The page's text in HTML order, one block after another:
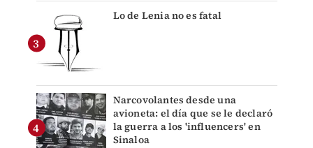
Lo de Lenia no es fatal
Narcovolantes desde una
avioneta: el día que se le declaró
la guerra a los 'influencers' en
Sinaloa